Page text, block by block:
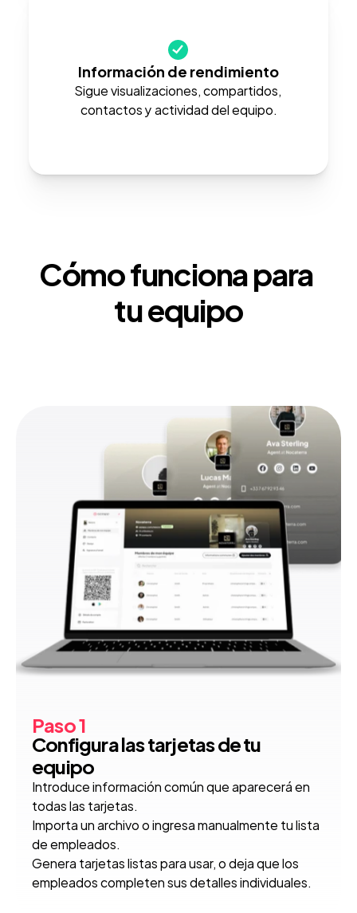
Información de rendimiento
Sigue visualizaciones, compartidos,
contactos y actividad del equipo.
Cómo funciona para
tu equipo
Paso 1
Configura las tarjetas de tu
equipo
Introduce información común que aparecerá en
todas las tarjetas.
Importa un archivo o ingresa manualmente tu lista
de empleados.
Genera tarjetas listas para usar, o deja que los
empleados completen sus detalles individuales.